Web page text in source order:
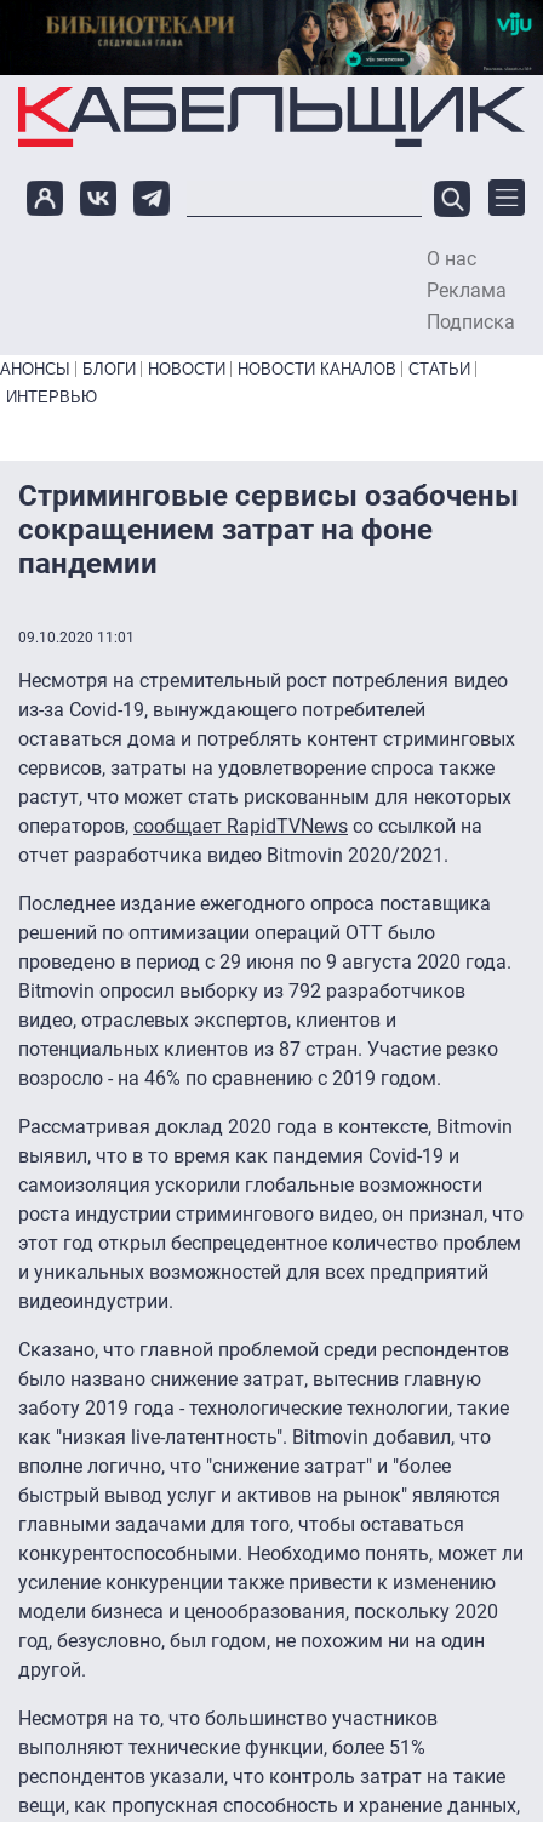
Перейти к основному содержанию
О нас
Реклама
Подписка
Primary links bottom
АНОНСЫ БЛОГИ НОВОСТИ НОВОСТИ КАНАЛОВ
СТАТЬИ
ИНТЕРВЬЮ
Стриминговые сервисы озабочены
сокращением затрат на фоне
пандемии
09.10.2020 11:01
Несмотря на стремительный рост потребления видео
из-за Covid-19, вынуждающего потребителей
оставаться дома и потреблять контент стриминговых
сервисов, затраты на удовлетворение спроса также
растут, что может стать рискованным для некоторых
операторов, сообщает RapidTVNews со ссылкой на
отчет разработчика видео Bitmovin 2020/2021.
Последнее издание ежегодного опроса поставщика
решений по оптимизации операций OTT было
проведено в период с 29 июня по 9 августа 2020 года.
Bitmovin опросил выборку из 792 разработчиков
видео, отраслевых экспертов, клиентов и
потенциальных клиентов из 87 стран. Участие резко
возросло - на 46% по сравнению с 2019 годом.
Рассматривая доклад 2020 года в контексте, Bitmovin
выявил, что в то время как пандемия Covid-19 и
самоизоляция ускорили глобальные возможности
роста индустрии стримингового видео, он признал, что
этот год открыл беспрецедентное количество проблем
и уникальных возможностей для всех предприятий
видеоиндустрии.
Сказано, что главной проблемой среди респондентов
было названо снижение затрат, вытеснив главную
заботу 2019 года - технологические технологии, такие
как "низкая live-латентность". Bitmovin добавил, что
вполне логично, что "снижение затрат" и "более
быстрый вывод услуг и активов на рынок" являются
главными задачами для того, чтобы оставаться
конкурентоспособными. Необходимо понять, может ли
усиление конкуренции также привести к изменению
модели бизнеса и ценообразования, поскольку 2020
год, безусловно, был годом, не похожим ни на один
другой.
Несмотря на то, что большинство участников
выполняют технические функции, более 51%
респондентов указали, что контроль затрат на такие
вещи, как пропускная способность и хранение данных,